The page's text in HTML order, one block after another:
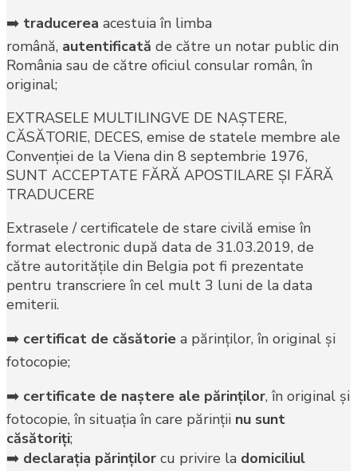
➡️ traducerea acestuia în limba
română, autentificată de către un notar public din
România sau de către oficiul consular român, în
original;
EXTRASELE MULTILINGVE DE NAŞTERE,
CĂSĂTORIE, DECES, emise de statele membre ale
Convenţiei de la Viena din 8 septembrie 1976,
SUNT ACCEPTATE FĂRĂ APOSTILARE ŞI FĂRĂ
TRADUCERE
Extrasele / certificatele de stare civilă emise în
format electronic după data de 31.03.2019, de
către autorităţile din Belgia pot fi prezentate
pentru transcriere în cel mult 3 luni de la data
emiterii.
➡️ certificat de căsătorie a părinţilor, în original şi
fotocopie;
➡️ certificate de naştere ale părinţilor, în original şi
fotocopie, în situaţia în care părinţii nu sunt
căsătoriţi;
➡️ declaraţia părinţilor cu privire la domiciliul